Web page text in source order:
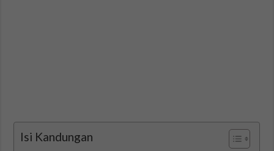
Isi Kandungan